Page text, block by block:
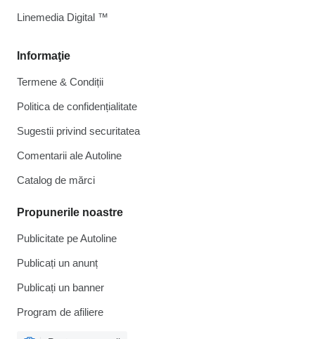
Informaţie
Termene & Condiții
Politica de confidențialitate
Sugestii privind securitatea
Comentarii ale Autoline
Catalog de mărcі
Propunerile noastre
Publicitate pe Autoline
Publicați un anunț
Publicați un banner
Program de afiliere
Linemedia Digital ™